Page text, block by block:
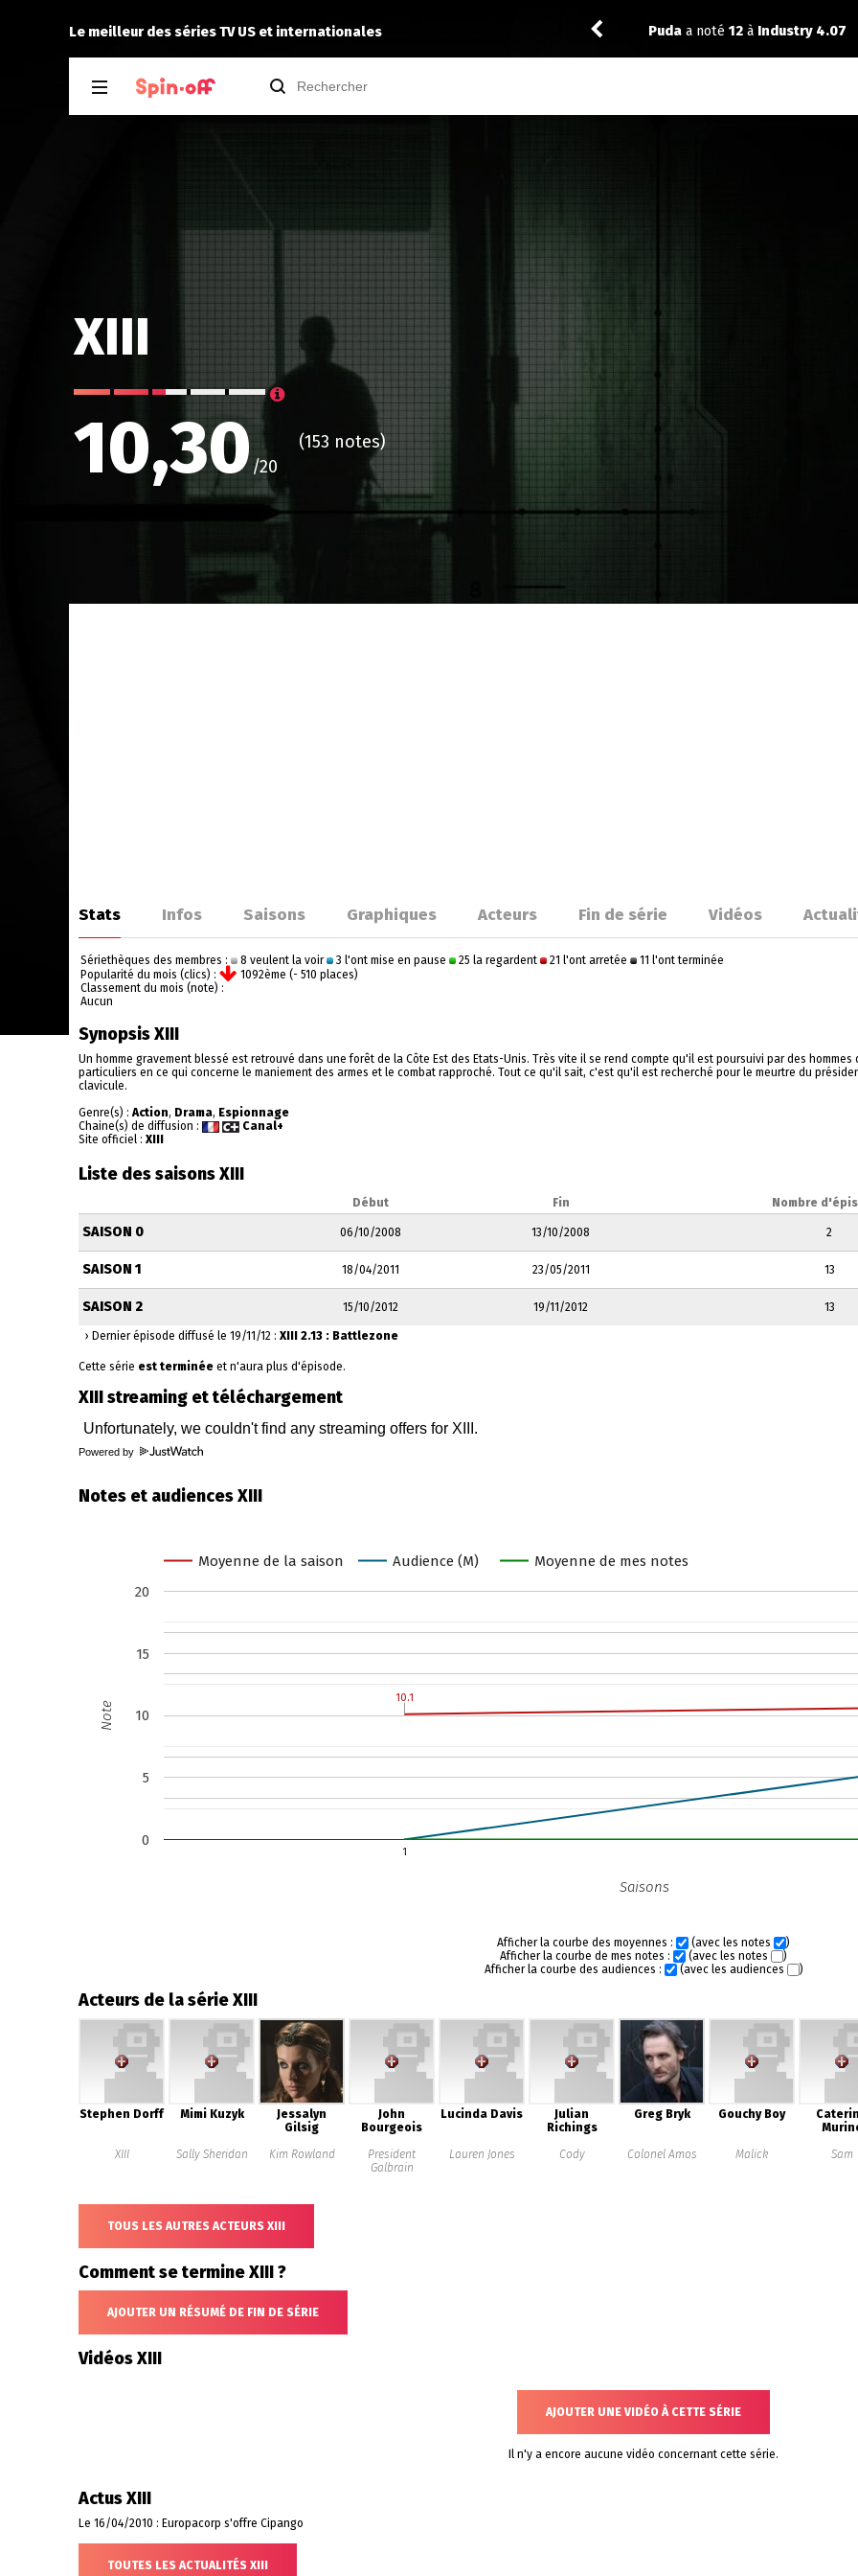
Le meilleur des séries TV US et internationales
Pudaa noté12àIndustry 4.07 Puda a laissé un
XIII
10,30 /20
(153 notes)
Stats Infos Saisons Graphiques Acteurs Fin de série Vidéos
Sériethèques des membres : 8 veulent la voir 3 l'ont mise en pause 25 la regardent 21 l'ont arretée
11 l'ont terminée
Popularité du mois (clics) :
1092ème (- 510 places)
Classement du mois (note) :
Aucun
Synopsis XIII
Un homme gravement blessé est retrouvé dans une forêt de la Côte Est des Etats-Unis. Très vite il se rend compte qu'il est poursuivi par des
particuliers en ce qui concerne le maniement des armes et le combat rapproché. Tout ce qu'il sait, c'est qu'il est recherché pour le meurtre du
clavicule.
Genre(s) :Action, Drama, Espionnage
Chaine(s) de diffusion :
Canal+
Site officiel : XIII
Liste des saisons XIII
Début Fin Nombre
SAISON 0 06/10/2008 13/10/2008 2
SAISON 1 18/04/2011 23/05/2011 13
SAISON 2 15/10/2012 19/11/2012 13
› Dernier épisode diffusé le 19/11/12 : XIII 2.13 : Battlezone
Cette série est terminée et n'aura plus d'épisode.
XIII streaming et téléchargement
Powered by
Notes et audiences XIII
Moyenne de la saison Audience (M) Moyenne de mes notes
1
0
5
10
15
20
10.1
10.1
Saisons
Note
Afficher la courbe des moyennes : (avec les notes
)
Afficher la courbe de mes notes :
(avec les notes
)
Afficher la courbe des audiences :
(avec les audiences )
Acteurs de la série XIII
Stephen Dorff
XIII
Mimi Kuzyk
Sally Sheridan
Jessalyn
Gilsig
Kim Rowland
John
Bourgeois
President
Galbrain
Lucinda Davis
Lauren Jones
Julian
Richings
Cody
Greg Bryk
Colonel Amos
Gouchy Boy
Malick
Sam
TOUS LES AUTRES ACTEURS XIII
Comment se termine XIII ?
AJOUTER UN RÉSUMÉ DE FIN DE SÉRIE
Vidéos XIII
AJOUTER UNE VIDÉO À CETTE SÉRIE
Il n'y a encore aucune vidéo concernant cette série.
Actus XIII
Le 16/04/2010 : Europacorp s'offre Cipango
TOUTES LES ACTUALITÉS XIII